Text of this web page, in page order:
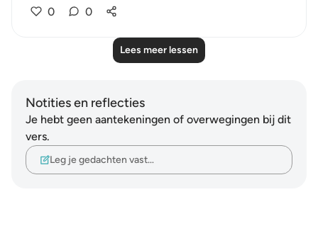
0 0
Lees meer lessen
Notities en reflecties
Je hebt geen aantekeningen of overwegingen bij dit
vers.
Leg je gedachten vast…